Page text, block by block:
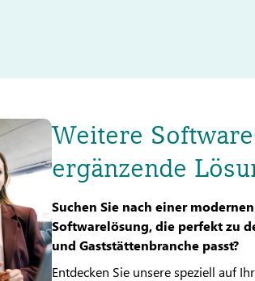
Weitere
ergänzende
Suchen Sie nach einer
Softwarelösung, die perfekt zu
und Gaststättenbranche passt?
Entdecken Sie unsere speziell auf